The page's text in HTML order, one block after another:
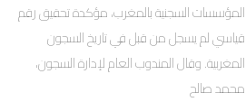
المؤسسات السجنية بالمغرب، مؤكدة تحقيق رقم
قياسي لم يسجل من قبل في تاريخ السجون
المغربية. وقال المندوب العام لإدارة السجون،
محمد صالح